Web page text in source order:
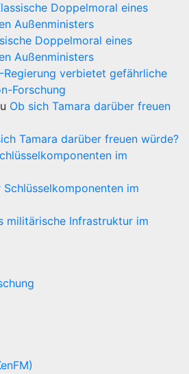
Doppelmoral eines
Außenministers
Doppelmoral eines
Außenministers
Regierung verbietet gefährliche
Forschung
Ob sich Tamara darüber freuen
Tamara darüber freuen würde?
im
Schlüsselkomponenten im
militärische Infrastruktur im